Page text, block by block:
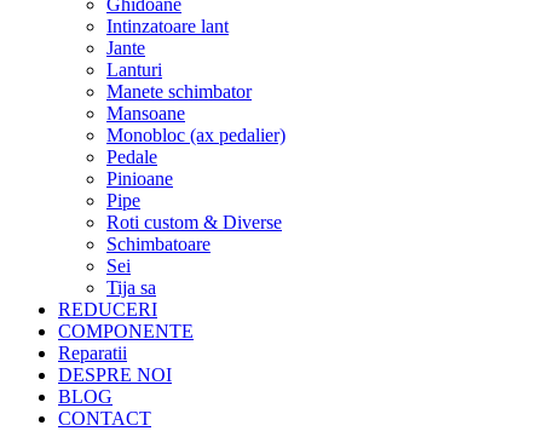
Ghidoane
Intinzatoare lant
Jante
Lanturi
Manete schimbator
Mansoane
Monobloc (ax pedalier)
Pedale
Pinioane
Pipe
Roti custom & Diverse
Schimbatoare
Sei
Tija sa
REDUCERI
COMPONENTE
Reparatii
DESPRE NOI
BLOG
CONTACT